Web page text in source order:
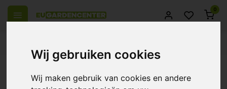
Wij gebruiken cookies
Wij maken gebruik van cookies en andere
0
Producten getagd met Additief